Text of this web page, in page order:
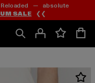
— absolute
SALE ❮❮